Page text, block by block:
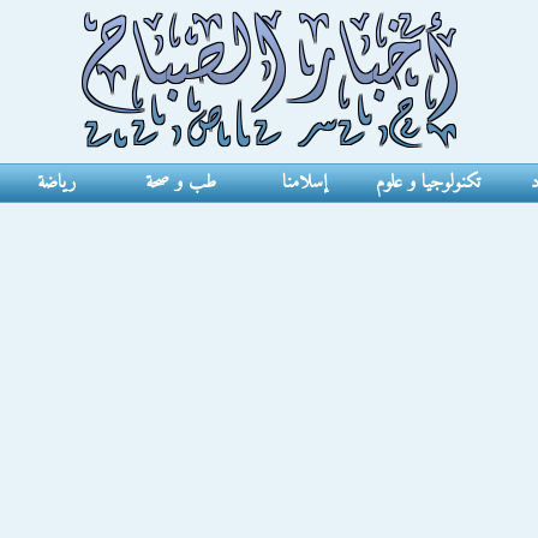
تكنولوجيا و علوم إسلامنا طب و صحة رياضة